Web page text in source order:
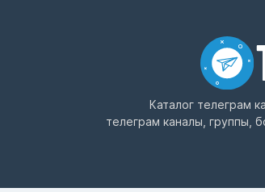
Каталог телеграм
телеграм каналы, группы,